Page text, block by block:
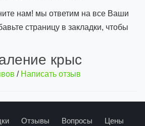
нам! мы ответим на все Ваши
страницу в закладки, чтобы
крыс
/ Написать отзыв
Отзывы Вопросы
Цены